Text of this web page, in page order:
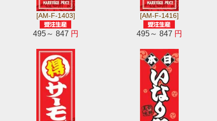
[AM-F-1403]
495～ 847 円
[AM-F-1416]
495～ 847 円